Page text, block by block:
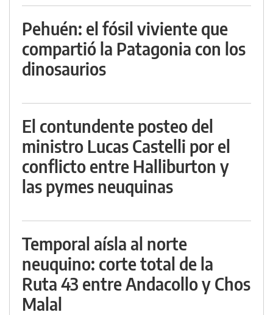
Pehuén: el fósil viviente que
compartió la Patagonia con los
dinosaurios
El contundente posteo del
ministro Lucas Castelli por el
conflicto entre Halliburton y
las pymes neuquinas
Temporal aísla al norte
neuquino: corte total de la
Ruta 43 entre Andacollo y Chos
Malal